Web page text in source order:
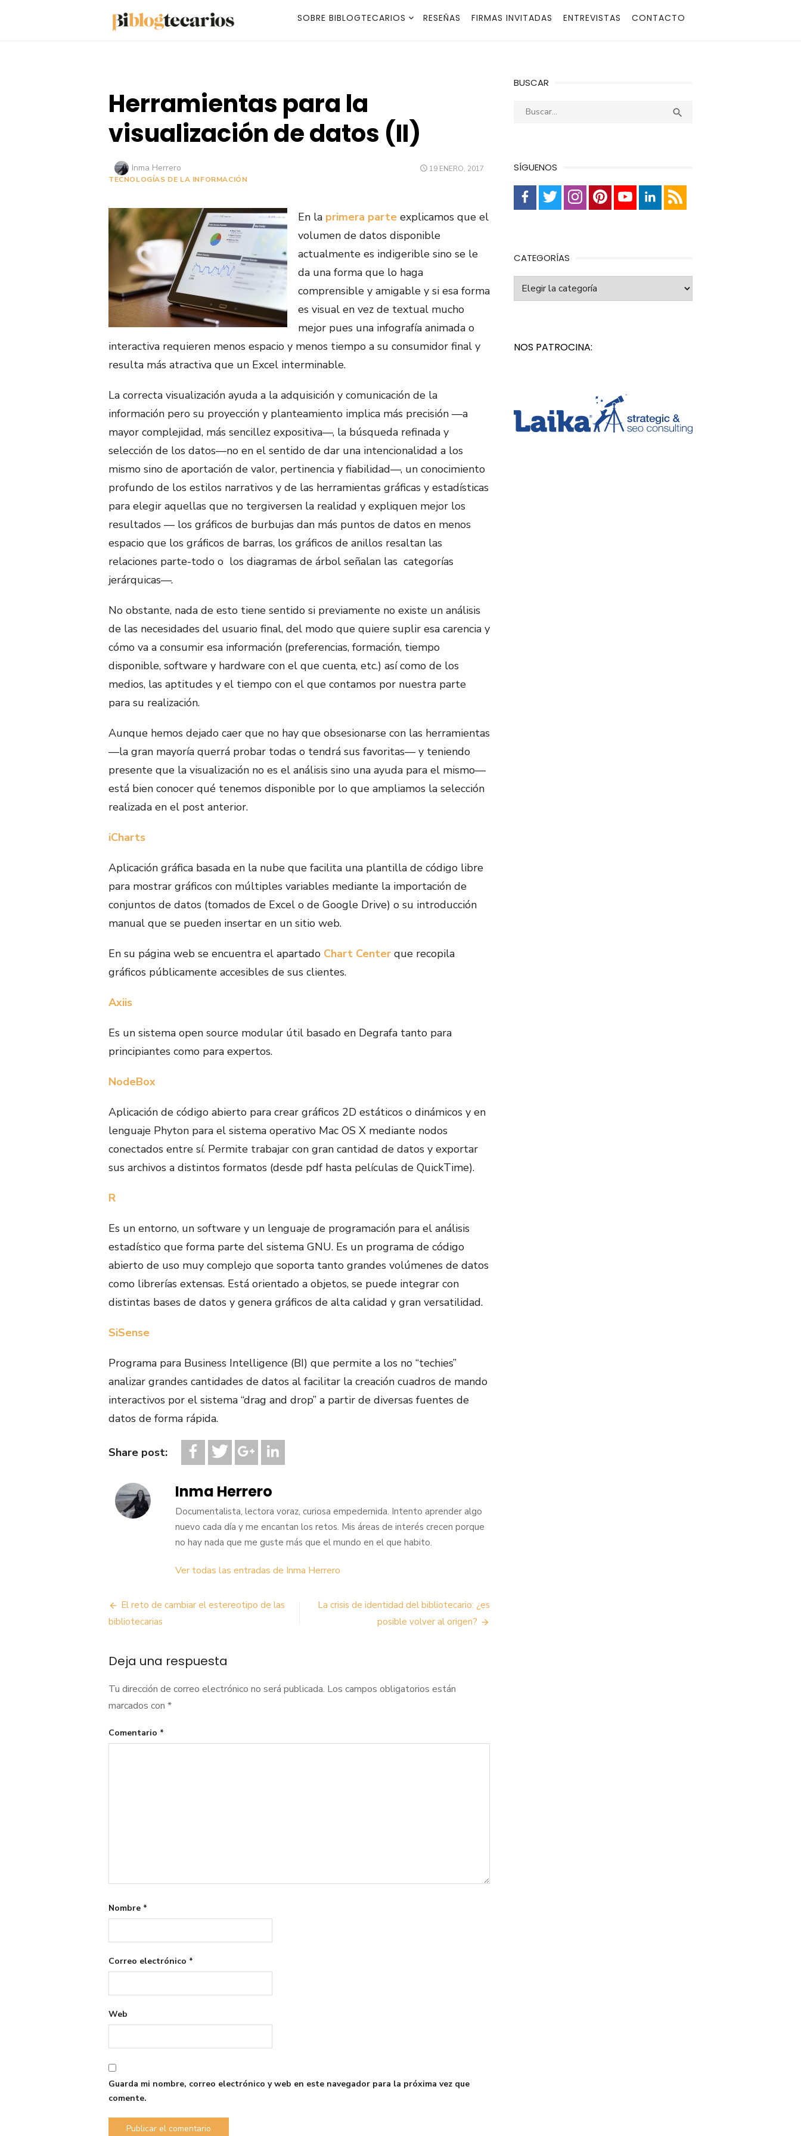
SOBRE BIBLOGTECARIOS RESEÑAS FIRMAS INVITADAS ENTREVISTAS CONTACTO
Herramientas para la
visualización de datos (II)
PUBLICADO
19 ENERO, 2017
Autor
Inma Herrero
TECNOLOGÍAS DE LA INFORMACIÓN
En la primera parte explicamos que el
volumen de datos disponible
actualmente es indigerible sino se le
da una forma que lo haga
comprensible y amigable y si esa forma
es visual en vez de textual mucho
mejor pues una infografía animada o
interactiva requieren menos espacio y menos tiempo a su consumidor final y
resulta más atractiva que un Excel interminable.
La correcta visualización ayuda a la adquisición y comunicación de la
información pero su proyección y planteamiento implica más precisión —a
mayor complejidad, más sencillez expositiva—, la búsqueda refinada y
selección de los datos—no en el sentido de dar una intencionalidad a los
mismo sino de aportación de valor, pertinencia y fiabilidad—, un conocimiento
profundo de los estilos narrativos y de las herramientas gráficas y estadísticas
para elegir aquellas que no tergiversen la realidad y expliquen mejor los
resultados — los gráficos de burbujas dan más puntos de datos en menos
espacio que los gráficos de barras, los gráficos de anillos resaltan las
relaciones parte-todo o los diagramas de árbol señalan las categorías
jerárquicas—.
No obstante, nada de esto tiene sentido si previamente no existe un análisis
de las necesidades del usuario final, del modo que quiere suplir esa carencia y
cómo va a consumir esa información (preferencias, formación, tiempo
disponible, software y hardware con el que cuenta, etc.) así como de los
medios, las aptitudes y el tiempo con el que contamos por nuestra parte
para su realización.
Aunque hemos dejado caer que no hay que obsesionarse con las herramientas
—la gran mayoría querrá probar todas o tendrá sus favoritas— y teniendo
presente que la visualización no es el análisis sino una ayuda para el mismo—
está bien conocer qué tenemos disponible por lo que ampliamos la selección
realizada en el post anterior.
iCharts
Aplicación gráfica basada en la nube que facilita una plantilla de código libre
para mostrar gráficos con múltiples variables mediante la importación de
conjuntos de datos (tomados de Excel o de Google Drive) o su introducción
manual que se pueden insertar en un sitio web.
En su página web se encuentra el apartado Chart Center que recopila
gráficos públicamente accesibles de sus clientes.
Axiis
Es un sistema open source modular útil basado en Degrafa tanto para
principiantes como para expertos.
NodeBox
Aplicación de código abierto para crear gráficos 2D estáticos o dinámicos y en
lenguaje Phyton para el sistema operativo Mac OS X mediante nodos
conectados entre sí. Permite trabajar con gran cantidad de datos y exportar
sus archivos a distintos formatos (desde pdf hasta películas de QuickTime).
R
Es un entorno, un software y un lenguaje de programación para el análisis
estadístico que forma parte del sistema GNU. Es un programa de código
abierto de uso muy complejo que soporta tanto grandes volúmenes de datos
como librerías extensas. Está orientado a objetos, se puede integrar con
distintas bases de datos y genera gráficos de alta calidad y gran versatilidad.
SiSense
Programa para Business Intelligence (BI) que permite a los no “techies”
analizar grandes cantidades de datos al facilitar la creación cuadros de mando
interactivos por el sistema “drag and drop” a partir de diversas fuentes de
datos de forma rápida.
Share post:
Inma Herrero
Documentalista, lectora voraz, curiosa empedernida. Intento aprender algo
nuevo cada día y me encantan los retos. Mis áreas de interés crecen porque
no hay nada que me guste más que el mundo en el que habito.
Ver todas las entradas de Inma Herrero
Navegación
de
El reto de cambiar el estereotipo de las
bibliotecarias
La crisis de identidad del bibliotecario: ¿es
posible volver al origen?
Deja una respuesta
Tu dirección de correo electrónico no será publicada. Los campos obligatorios están
marcados con *
Comentario *
Nombre *
Correo electrónico *
Web
Guarda mi nombre, correo electrónico y web en este navegador para la próxima vez que
comente.
BUSCAR
Buscar: 
SÍGUENOS
CATEGORÍAS
NOS PATROCINA: